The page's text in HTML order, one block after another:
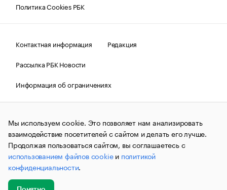
Политика Cookies РБК
Контактная информация
Редакция
Рассылка РБК Новости
Информация об ограничениях
Правовая информация
О соблюдении авторских прав
© АО «РОСБИЗНЕСКОНСАЛТИНГ»,1995–2026.Сообщения
и материалы информационного агентства «РБК»
(зарегистрировано Федеральной службой по надзору в сфере
связи, информационных технологий и массовых
коммуникаций (Роскомнадзор) 09.12.2015 за номером ИА
№ФС77-63848) сопровождаются пометкой «РБК». Отдельные
публикации могут содержать информацию,
не предназначенную для пользователей
Мы используем cookie. Это позволяет нам анализировать
взаимодействие посетителей с сайтом и делать его лучше.
Продолжая пользоваться сайтом, вы соглашаетесь с
использованием файлов cookieи политикой
конфиденциальности.